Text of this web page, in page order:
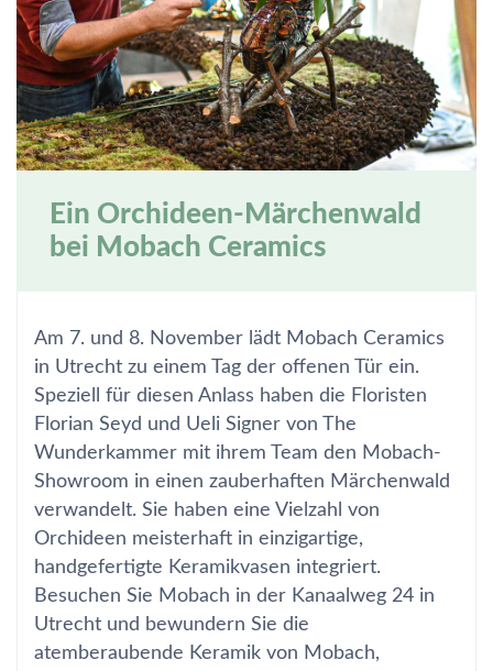
Ein Orchideen-Märchenwald
bei Mobach Ceramics
Am 7. und 8. November lädt Mobach Ceramics
in Utrecht zu einem Tag der offenen Tür ein.
Speziell für diesen Anlass haben die Floristen
Florian Seyd und Ueli Signer von The
Wunderkammer mit ihrem Team den Mobach-
Showroom in einen zauberhaften Märchenwald
verwandelt. Sie haben eine Vielzahl von
Orchideen meisterhaft in einzigartige,
handgefertigte Keramikvasen integriert.
Besuchen Sie Mobach in der Kanaalweg 24 in
Utrecht und bewundern Sie die
atemberaubende Keramik von Mobach,